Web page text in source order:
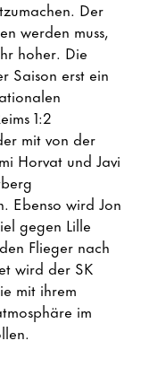
Der
werden muss,
hoher. Die
Saison erst ein
1:2
mit von der
Horvat und Javi
Ebenso wird Jon
gegen Lille
Flieger nach
wird der SK
mit ihrem
im